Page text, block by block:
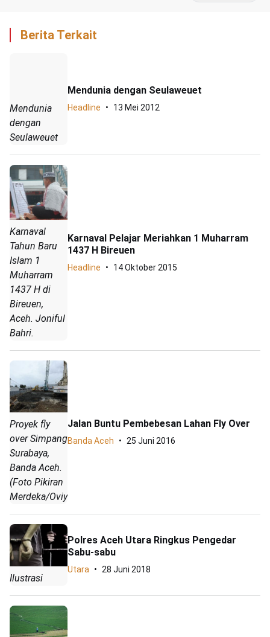
Berita Terkait
Mendunia
dengan
Seulaweuet
Mendunia dengan Seulaweuet
Headline 13 Mei 2012
Karnaval
Tahun Baru
Islam 1
Muharram
1437 H di
Bireuen,
Aceh. Joniful
Bahri.
Karnaval Pelajar Meriahkan 1 Muharram
1437 H Bireuen
Headline 14 Oktober 2015
Proyek fly
over Simpang
Surabaya,
Banda Aceh.
(Foto Pikiran
Merdeka/Oviyandi)
Jalan Buntu Pembebesan Lahan Fly Over
Banda Aceh 25 Juni 2016
Ilustrasi
Polres Aceh Utara Ringkus Pengedar
Sabu-sabu
Utara 28 Juni 2018